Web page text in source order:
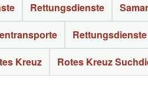
Rettungsdienste
Kreuz Rotes Kreuz